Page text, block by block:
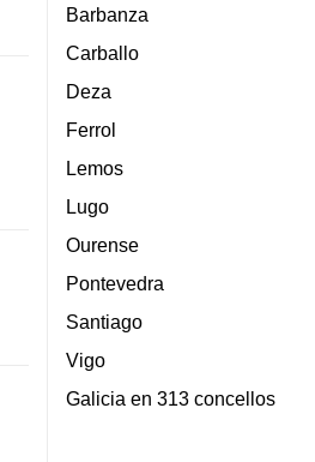
Barbanza
Carballo
Deza
Ferrol
Lemos
Lugo
Ourense
Pontevedra
Santiago
Vigo
Galicia en 313 concellos